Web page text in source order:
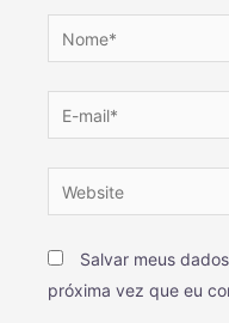
Salvar meus
próxima vez que eu